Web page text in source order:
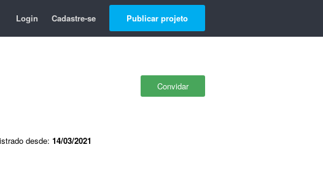
Login Cadastre-se Publicar projeto
Convidar
desde: 14/03/2021